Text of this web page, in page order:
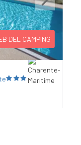
Next
DEL CAMPING